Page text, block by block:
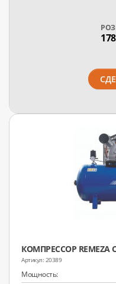
КОМПРЕССОР REMEZA
20389
Мощность: